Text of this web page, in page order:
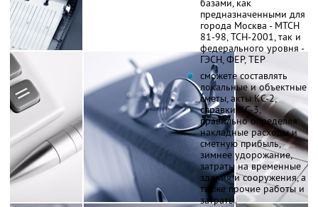
базами, как
предназначенными для
города Москва - МТСН
81-98, ТСН-2001, так и
федерального уровня -
ГЭСН, ФЕР, ТЕР
сможете составлять
локальные и объектные
сметы, акты КС-2,
справки КС-3,
правильно определяя
накладные расходы и
сметную прибыль,
зимнее удорожание,
затраты на временные
здания и сооружения, а
также прочие работы и
затраты.